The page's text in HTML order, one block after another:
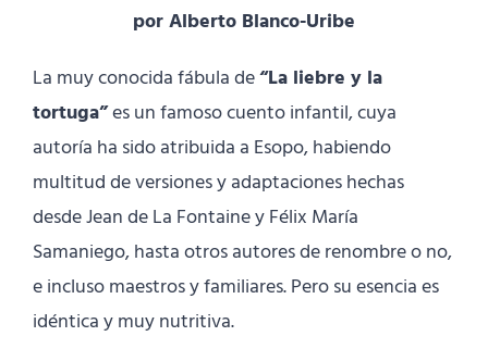
por Alberto Blanco-Uribe
La muy conocida fábula de“La liebre y la
tortuga”es un famoso cuento infantil, cuya
autoría ha sido atribuida a Esopo, habiendo
multitud de versiones y adaptaciones hechas
desde Jean de La Fontaine y Félix María
Samaniego, hasta otros autores de renombre o no,
e incluso maestros y familiares. Pero su esencia es
idéntica y muy nutritiva.